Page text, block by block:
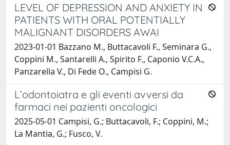
LEVEL OF DEPRESSION AND ANXIETY IN
PATIENTS WITH ORAL POTENTIALLY
MALIGNANT DISORDERS AWAI
2023-01-01 Bazzano M., Buttacavoli F., Seminara G.,
Coppini M., Santarelli A., Spirito F., Caponio V.C.A.,
Panzarella V., Di Fede O., Campisi G.
L’odontoiatra e gli eventi avversi da
farmaci nei pazienti oncologici
2025-05-01 Campisi, G.; Buttacavoli, F.; Coppini, M.;
La Mantia, G.; Fusco, V.